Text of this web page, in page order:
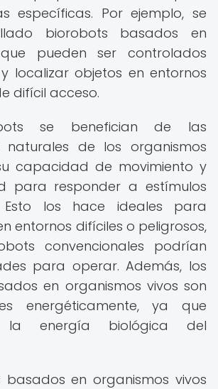
específicas. Por ejemplo, se
biorobots basados en
pueden ser controlados
localizar objetos en entornos
difícil acceso.
se benefician de las
naturales de los organismos
capacidad de movimiento y
para responder a estímulos
Esto los hace ideales para
entornos difíciles o peligrosos,
convencionales podrían
para operar. Además, los
en organismos vivos son
energéticamente, ya que
la energía biológica del
basados en organismos vivos